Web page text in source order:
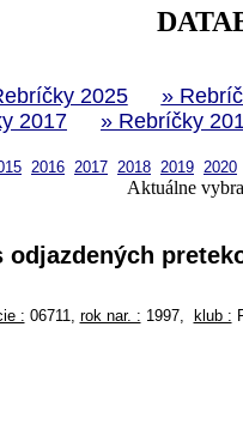
2025 »
2017 » Rebríčky
2016 2017 2018 2019 2020
Aktuálne
odjazdených
: 06711, rok nar. : 1997, klub :